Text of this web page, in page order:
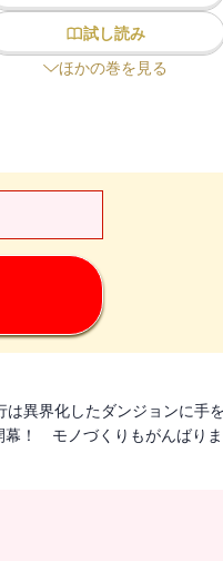
試し読み
ほかの巻を見る
異界化したダンジョンに手を
幕！ モノづくりもがんばりま